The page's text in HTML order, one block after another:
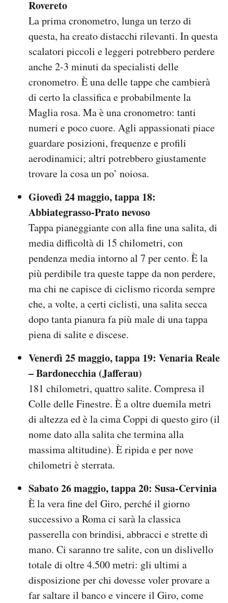
Rovereto
La prima cronometro, lunga un terzo di
questa, ha creato distacchi rilevanti. In questa
scalatori piccoli e leggeri potrebbero perdere
anche 2-3 minuti da specialisti delle
cronometro. È una delle tappe che cambierà
di certo la classifica e probabilmente la
Maglia rosa. Ma è una cronometro: tanti
numeri e poco cuore. Agli appassionati piace
guardare posizioni, frequenze e profili
aerodinamici; altri potrebbero giustamente
trovare la cosa un po’ noiosa.
Giovedì 24 maggio, tappa 18:
Abbiategrasso-Prato nevoso
Tappa pianeggiante con alla fine una salita, di
media difficoltà di 15 chilometri, con
pendenza media intorno al 7 per cento. È la
più perdibile tra queste tappe da non perdere,
ma chi ne capisce di ciclismo ricorda sempre
che, a volte, a certi ciclisti, una salita secca
dopo tanta pianura fa più male di una tappa
piena di salite e discese.
Venerdì 25 maggio, tappa 19: Venaria Reale
– Bardonecchia (Jafferau)
181 chilometri, quattro salite. Compresa il
Colle delle Finestre. È a oltre duemila metri
di altezza ed è la cima Coppi di questo giro (il
nome dato alla salita che termina alla
massima altitudine). È ripida e per nove
chilometri è sterrata.
Sabato 26 maggio, tappa 20: Susa-Cervinia
È la vera fine del Giro, perché il giorno
successivo a Roma ci sarà la classica
passerella con brindisi, abbracci e strette di
mano. Ci saranno tre salite, con un dislivello
totale di oltre 4.500 metri: gli ultimi a
disposizione per chi dovesse voler provare a
far saltare il banco e vincere il Giro, come